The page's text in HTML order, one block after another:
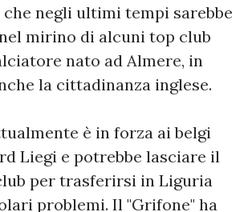
negli ultimi tempi sarebbe
mirino di alcuni top club
nato ad Almere, in
la cittadinanza inglese.
è in forza ai belgi
Liegi e potrebbe lasciare il
per trasferirsi in Liguria
problemi. Il "Grifone" ha